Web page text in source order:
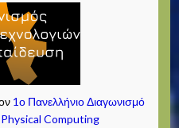
1ο Πανελλήνιο Διαγωνισμό
Physical Computing